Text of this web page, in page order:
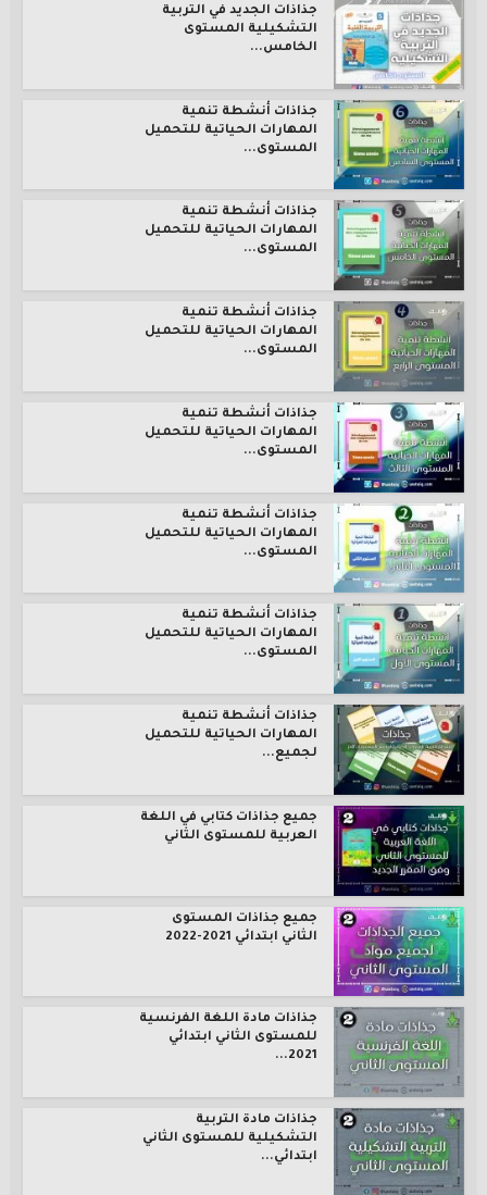
جذاذات الجديد في التربية
التشكيلية المستوى
الخامس...
جذاذات أنشطة تنمية
المهارات الحياتية للتحميل
المستوى...
جذاذات أنشطة تنمية
المهارات الحياتية للتحميل
المستوى...
جذاذات أنشطة تنمية
المهارات الحياتية للتحميل
المستوى...
جذاذات أنشطة تنمية
المهارات الحياتية للتحميل
المستوى...
جذاذات أنشطة تنمية
المهارات الحياتية للتحميل
المستوى...
جذاذات أنشطة تنمية
المهارات الحياتية للتحميل
المستوى...
جذاذات أنشطة تنمية
المهارات الحياتية للتحميل
لجميع...
جميع جذاذات كتابي في اللغة
العربية للمستوى الثاني
جميع جذاذات المستوى
الثاني ابتدائي 2021-2022
جذاذات مادة اللغة الفرنسية
للمستوى الثاني ابتدائي
2021...
جذاذات مادة التربية
التشكيلية للمستوى الثاني
ابتدائي...